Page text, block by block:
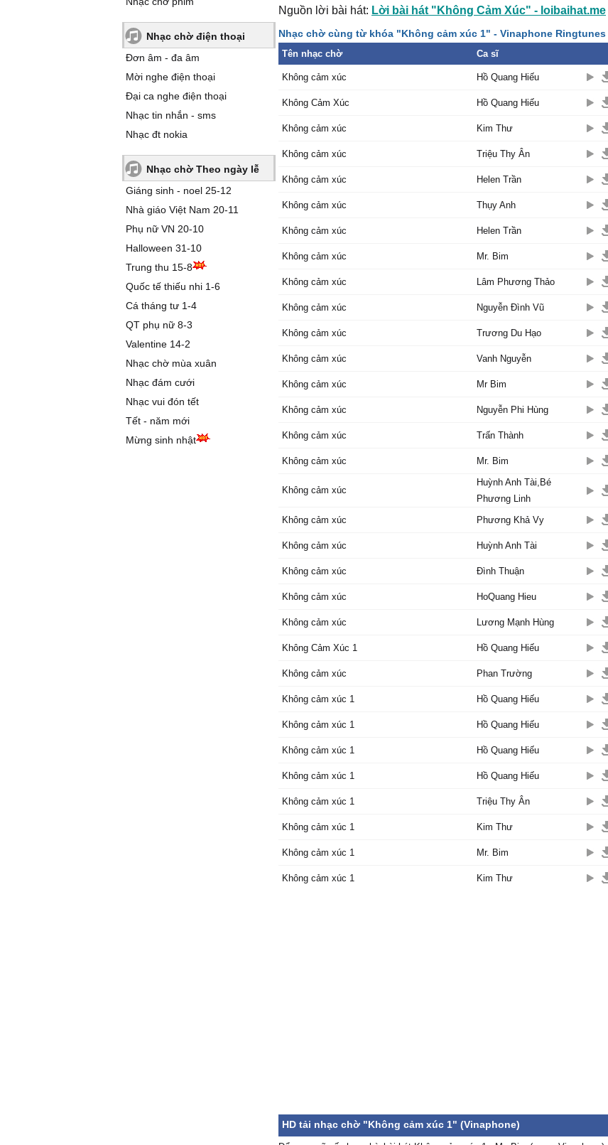
Nhạc chờ điện thoại
Đơn âm - đa âm
Mời nghe điện thoại
Đại ca nghe điện thoại
Nhạc tin nhắn - sms
Nhạc đt nokia
Nhạc chờ Theo ngày lễ
Giáng sinh - noel 25-12
Nhà giáo Việt Nam 20-11
Phụ nữ VN 20-10
Halloween 31-10
Trung thu 15-8
Quốc tế thiếu nhi 1-6
Cá tháng tư 1-4
QT phụ nữ 8-3
Valentine 14-2
Nhạc chờ mùa xuân
Nhạc đám cưới
Nhạc vui đón tết
Tết - năm mới
Mừng sinh nhật
Chỉ còn lại mình em thôi
Với bao nhiêu tháng năm cuốn
theo dần trôi
Có lẽ chẳng còn gì ngoài nước
mắt
chia tay khiến ta bớt đau
Thật quá khó để quên được anh
Cứ thấy nôn nao,nhớ đến cồn cào
Vẫn nhớ vẫn nhớ hoài khi con tim
em mệt nhoài
trờ lại
Nếu muốn ta phải chia ly
gì,ta nên lờ nhau thêm những
Có lẽ sẽ giúp được cho hai ta
không chờ đợi,dứt khoát một
Nguồn lời bài hát: Lời bài hát "Không Cảm Xúc" - loibaihat.me
Nhạc chờ cùng từ khóa "Không cảm xúc 1" - Vinaphone Ringtunes
Tên nhạc chờ Ca sĩ
Không cảm xúc Hồ Quang Hiếu
Không Cảm Xúc Hồ Quang Hiếu
Không cảm xúc Kim Thư
Không cảm xúc Triệu Thy Ân
Không cảm xúc Helen Trần
Không cảm xúc Thụy Anh
Không cảm xúc Helen Trần
Không cảm xúc Mr. Bim
Không cảm xúc Lâm Phương Thảo
Không cảm xúc Nguyễn Đình Vũ
Không cảm xúc Trương Du Hạo
Không cảm xúc Vanh Nguyễn
Không cảm xúc Mr Bim
Không cảm xúc Nguyễn Phi Hùng
Không cảm xúc Trấn Thành
Không cảm xúc Mr. Bim
Không cảm xúc
Huỳnh Anh Tài,Bé
Phương Linh
Không cảm xúc
Phương Khả Vy
Không cảm xúc Huỳnh Anh Tài
Không cảm xúc Đình Thuận
Không cảm xúc HoQuang Hieu
Không cảm xúc Lương Mạnh Hùng
Không Cảm Xúc 1 Hồ Quang Hiếu
Không cảm xúc Phan Trường
Không cảm xúc 1 Hồ Quang Hiếu
Không cảm xúc 1 Hồ Quang Hiếu
Không cảm xúc 1 Hồ Quang Hiếu
Không cảm xúc 1 Hồ Quang Hiếu
Không cảm xúc 1 Triệu Thy Ân
Không cảm xúc 1 Kim Thư
Không cảm xúc 1 Mr. Bim
Không cảm xúc 1 Kim Thư
HD tải nhạc chờ "Không cảm xúc 1" (Vinaphone)